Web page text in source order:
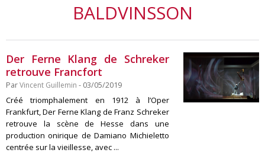
BALDVINSSON
Der Ferne Klang de Schreker
retrouve Francfort
ParVincent Guillemin - 03/05/2019
Créé triomphalement en 1912 à l’Oper
Frankfurt, Der Ferne Klang de Franz Schreker
retrouve la scène de Hesse dans une
production onirique de Damiano Michieletto
centrée sur la vieillesse, avec ...